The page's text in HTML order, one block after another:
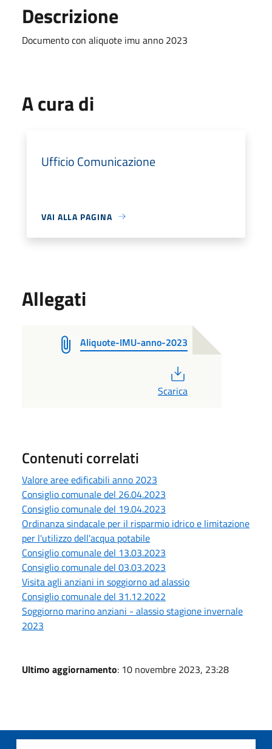
Descrizione
Documento con aliquote imu anno 2023
A cura di
Ufficio Comunicazione
VAI ALLA PAGINA
Allegati
Aliquote-IMU-anno-2023
Scarica
Contenuti correlati
Valore aree edificabili anno 2023
Consiglio comunale del 26.04.2023
Consiglio comunale del 19.04.2023
Ordinanza sindacale per il risparmio idrico e limitazione
per l'utilizzo dell'acqua potabile
Consiglio comunale del 13.03.2023
Consiglio comunale del 03.03.2023
Visita agli anziani in soggiorno ad alassio
Consiglio comunale del 31.12.2022
Soggiorno marino anziani - alassio stagione invernale
2023
Ultimo aggiornamento: 10 novembre 2023, 23:28